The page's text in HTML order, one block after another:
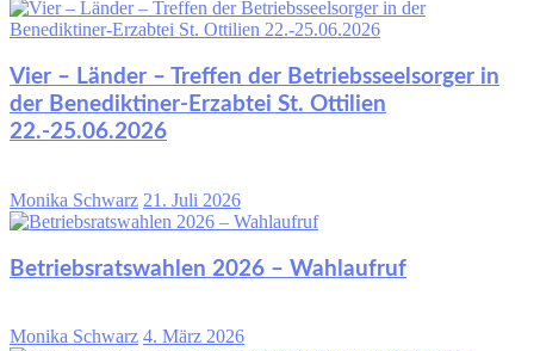
Vier – Länder – Treffen der Betriebsseelsorger in
der Benediktiner-Erzabtei St. Ottilien
22.-25.06.2026
Monika Schwarz 21. Juli 2026
Betriebsratswahlen 2026 – Wahlaufruf
Monika Schwarz 4. März 2026